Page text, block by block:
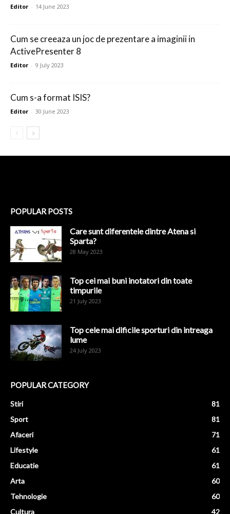
Editor - 14 June 2023
Cum se creeaza un joc de prezentare a imaginii in
ActivePresenter 8
Editor - 9 July 2023
Cum s-a format ISIS?
Editor - 30 June 2023
POPULAR POSTS
Care sunt diferentele dintre Atena si
Sparta?
28 May 2023
Top cei mai buni inotatori din toate
timpurile
21 July 2023
Top cele mai dificile sporturi din intreaga
lume
24 July 2023
POPULAR CATEGORY
Stiri
81
Sport
81
Afaceri
71
Lifestyle
61
Educatie
61
Arta
60
Tehnologie
60
Cultura
42